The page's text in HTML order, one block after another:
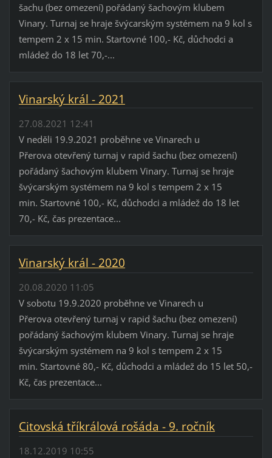
šachu (bez omezení) pořádaný šachovým klubem
Vinary. Turnaj se hraje švýcarským systémem na 9 kol s
tempem 2 x 15 min. Startovné 100,- Kč, důchodci a
mládež do 18 let 70,-...
Vinarský král - 2021
27.08.2021 12:41
V neděli 19.9.2021 proběhne ve Vinarech u
Přerova otevřený turnaj v rapid šachu (bez omezení)
pořádaný šachovým klubem Vinary. Turnaj se hraje
švýcarským systémem na 9 kol s tempem 2 x 15
min. Startovné 100,- Kč, důchodci a mládež do 18 let
70,- Kč, čas prezentace...
Vinarský král - 2020
20.08.2020 11:05
V sobotu 19.9.2020 proběhne ve Vinarech u
Přerova otevřený turnaj v rapid šachu (bez omezení)
pořádaný šachovým klubem Vinary. Turnaj se hraje
švýcarským systémem na 9 kol s tempem 2 x 15
min. Startovné 80,- Kč, důchodci a mládež do 15 let 50,-
Kč, čas prezentace...
Citovská tříkrálová rošáda - 9. ročník
18.12.2019 10:55